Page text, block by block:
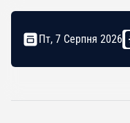
Пт, 7 Серпня 2026